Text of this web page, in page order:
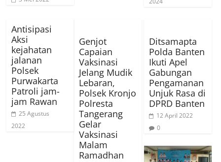
Antisipasi
Aksi
kejahatan
jalanan
Polsek
Purwakarta
Patroli jam-
jam Rawan
25 Agustus
2022
Genjot
Capaian
Vaksinasi
Jelang Mudik
Lebaran,
Polsek Kronjo
Polresta
Tangerang
Gelar
Vaksinasi
Malam
Ramadhan
Ditsamapta
Polda Banten
Ikuti Apel
Gabungan
Pengamanan
Unjuk Rasa di
DPRD Banten
12 April 2022
0